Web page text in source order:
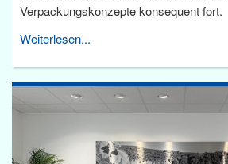
Verpackungskonzepte konsequent fort.
Weiterlesen...